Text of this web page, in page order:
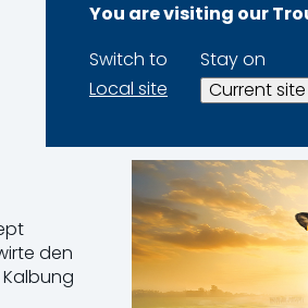
You are visiting our
Switch to
Local site
Stay on
Current site
den